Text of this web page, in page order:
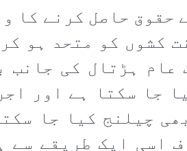
حاصل کرنے کا
کشوں کو متحد ہو
عام ہڑتال کی جانب
جا سکتا ہے اور
چیلنج کیا جا